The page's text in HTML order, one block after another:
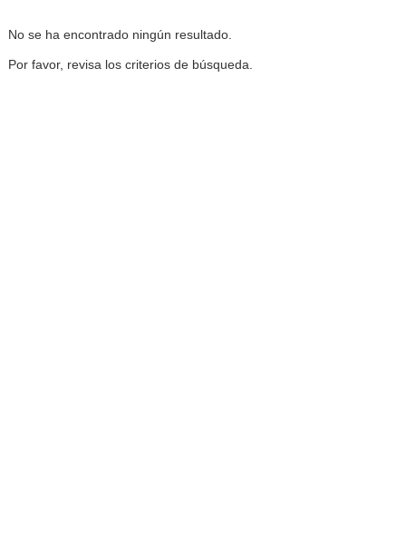
No se ha encontrado ningún resultado.
Por favor, revisa los criterios de búsqueda.